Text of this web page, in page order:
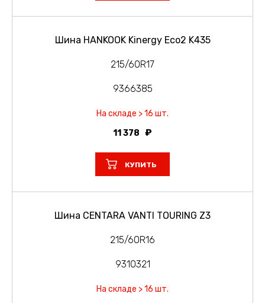
Шина HANKOOK Kinergy Eco2 K435
215/60R17
9366385
На складе > 16 шт.
11 378
КУПИТЬ
Шина CENTARA VANTI TOURING Z3
215/60R16
9310321
На складе > 16 шт.